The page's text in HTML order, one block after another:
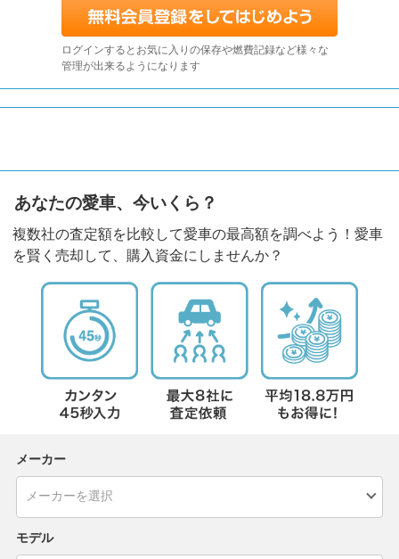
ログインするとお気に入りの保存や燃費記録など様々な
管理が出来るようになります
あなたの愛車、今いくら？
複数社の査定額を比較して愛車の最高額を調べよう！愛車
を賢く売却して、購入資金にしませんか？
メーカー
モデル